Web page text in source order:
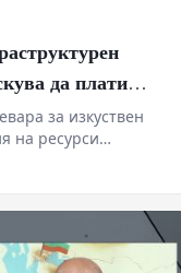
да плати
на Европа с
за изкуствен
на ресурси
към Източна
Под
и „високи